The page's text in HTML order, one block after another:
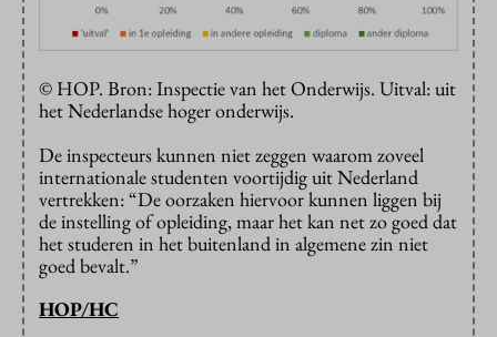
© HOP. Bron: Inspectie van het Onderwijs. Uitval: uit
het Nederlandse hoger onderwijs.
De inspecteurs kunnen niet zeggen waarom zoveel
internationale studenten voortijdig uit Nederland
vertrekken: “De oorzaken hiervoor kunnen liggen bij
de instelling of opleiding, maar het kan net zo goed dat
het studeren in het buitenland in algemene zin niet
goed bevalt.”
HOP/HC